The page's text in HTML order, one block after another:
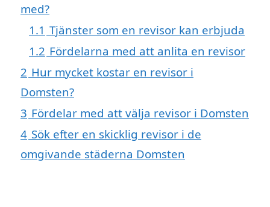
med?
1.1 Tjänster som en revisor kan erbjuda
1.2 Fördelarna med att anlita en revisor
2 Hur mycket kostar en revisor i
Domsten?
3 Fördelar med att välja revisor i Domsten
4 Sök efter en skicklig revisor i de
omgivande städerna Domsten